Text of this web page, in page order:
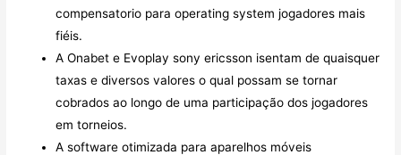
compensatorio para operating system jogadores mais
fiéis.
A Onabet e Evoplay sony ericsson isentam de quaisquer
taxas e diversos valores o qual possam se tornar
cobrados ao longo de uma participação dos jogadores
em torneios.
A software otimizada para aparelhos móveis